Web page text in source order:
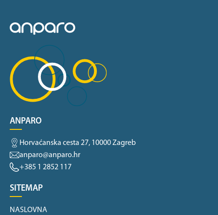
ANPARO
Horvaćanska cesta 27, 10000 Zagreb
anparo@anparo.hr
+385 1 2852 117
SITEMAP
NASLOVNA